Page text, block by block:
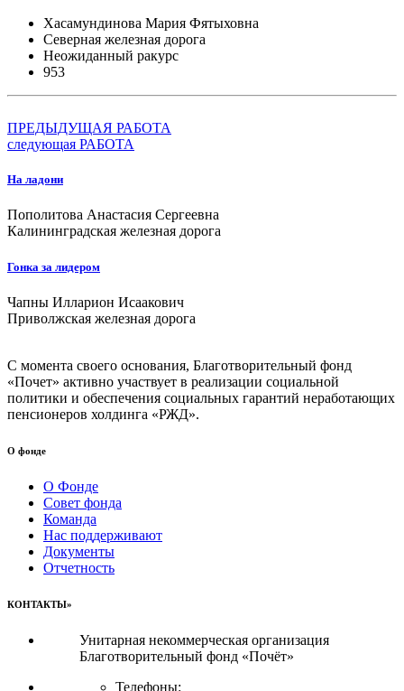
Хасамундинова Мария Фятыховна
Северная железная дорога
Неожиданный ракурс
953
ПРЕДЫДУЩАЯ РАБОТА
следующая РАБОТА
На ладони
Пополитова Анастасия Сергеевна
Калининградская железная дорога
Гонка за лидером
Чапны Илларион Исаакович
Приволжская железная дорога
С момента своего основания, Благотворительный фонд
«Почет» активно участвует в реализации социальной
политики и обеспечения социальных гарантий неработающих
пенсионеров холдинга «РЖД».
О фонде
О Фонде
Совет фонда
Команда
Нас поддерживают
Документы
Отчетность
КОНТАКТЫ»
Унитарная некоммерческая организация
Благотворительный фонд «Почёт»
Телефоны: